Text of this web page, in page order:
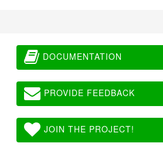
DOCUMENTATION
PROVIDE FEEDBACK
JOIN THE PROJECT!